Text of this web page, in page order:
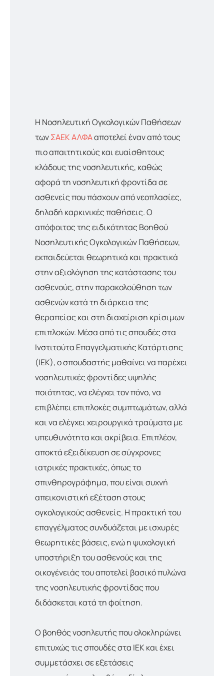
Η Νοσηλευτική Ογκολογικών Παθήσεων
τωνΣΑΕΚ ΑΛΦΑαποτελεί έναν από τους
πιο απαιτητικούς και ευαίσθητους
κλάδους της νοσηλευτικής, καθώς
αφορά τη νοσηλευτική φροντίδα σε
ασθενείς που πάσχουν από νεοπλασίες,
δηλαδή καρκινικές παθήσεις. Ο
απόφοιτος της ειδικότητας Βοηθού
Νοσηλευτικής Ογκολογικών Παθήσεων,
εκπαιδεύεται θεωρητικά και πρακτικά
στην αξιολόγηση της κατάστασης του
ασθενούς, στην παρακολούθηση των
ασθενών κατά τη διάρκεια της
θεραπείας και στη διαχείριση κρίσιμων
επιπλοκών. Μέσα από τις σπουδές στα
Ινστιτούτα Επαγγελματικής Κατάρτισης
(ΙΕΚ), ο σπουδαστής μαθαίνει να παρέχει
νοσηλευτικές φροντίδες υψηλής
ποιότητας, να ελέγχει τον πόνο, να
επιβλέπει επιπλοκές συμπτωμάτων, αλλά
και να ελέγχει χειρουργικά τραύματα με
υπευθυνότητα και ακρίβεια. Επιπλέον,
αποκτά εξειδίκευση σε σύγχρονες
ιατρικές πρακτικές, όπως το
σπινθηρογράφημα, που είναι συχνή
απεικονιστική εξέταση στους
ογκολογικούς ασθενείς. Η πρακτική του
επαγγέλματος συνδυάζεται με ισχυρές
θεωρητικές βάσεις, ενώ η ψυχολογική
υποστήριξη του ασθενούς και της
οικογένειάς του αποτελεί βασικό πυλώνα
της νοσηλευτικής φροντίδας που
διδάσκεται κατά τη φοίτηση.
Ο βοηθός νοσηλευτής που ολοκληρώνει
επιτυχώς τις σπουδές στα ΙΕΚ και έχει
συμμετάσχει σε εξετάσεις